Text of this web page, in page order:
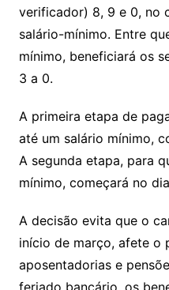
verificador) 8, 9 e 0, no
salário-mínimo. Entre
mínimo, beneficiará os
3 a 0.
A primeira etapa de
até um salário mínimo,
A segunda etapa, para
mínimo, começará no
A decisão evita que o
início de março, afete o
aposentadorias e